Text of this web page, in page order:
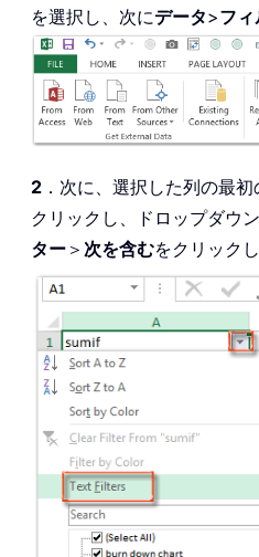
を選択し、次にデータ>フ
2 ．次に、選択した列の最
クリックし、ドロップダウ
ター ＞ 次を含むをクリックし